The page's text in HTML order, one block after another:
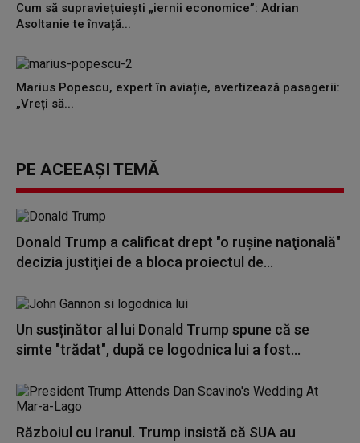
Cum să supraviețuiești „iernii economice”: Adrian
Asoltanie te învață...
Marius Popescu, expert în aviație, avertizează pasagerii:
„Vreți să...
PE ACEEAȘI TEMĂ
Donald Trump a calificat drept "o ruşine naţională"
decizia justiţiei de a bloca proiectul de...
Un susținător al lui Donald Trump spune că se
simte "trădat", după ce logodnica lui a fost...
Războiul cu Iranul. Trump insistă că SUA au